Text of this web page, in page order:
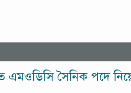
এমওডিসি সৈনিক পদে